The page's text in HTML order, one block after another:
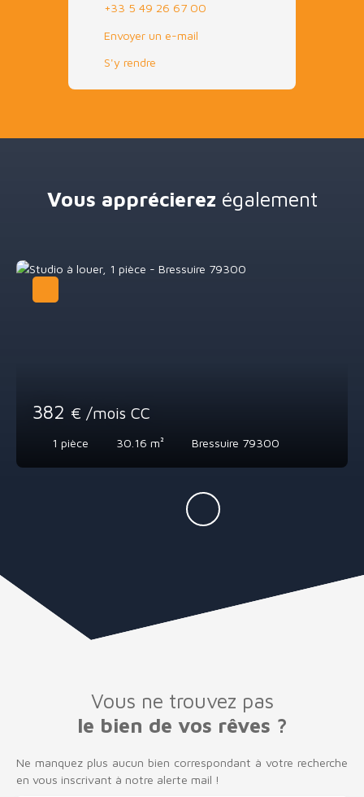
+33 5 49 26 67 00
Envoyer un e-mail
S'y rendre
Vous apprécierez également
382 € /mois CC
1 pièce 30.16 m² Bressuire 79300
Vous ne trouvez pas
le bien de vos rêves ?
Ne manquez plus aucun bien correspondant à votre recherche
en vous inscrivant à notre alerte mail !